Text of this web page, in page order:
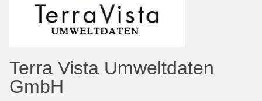
Terra Vista Umweltdaten
GmbH